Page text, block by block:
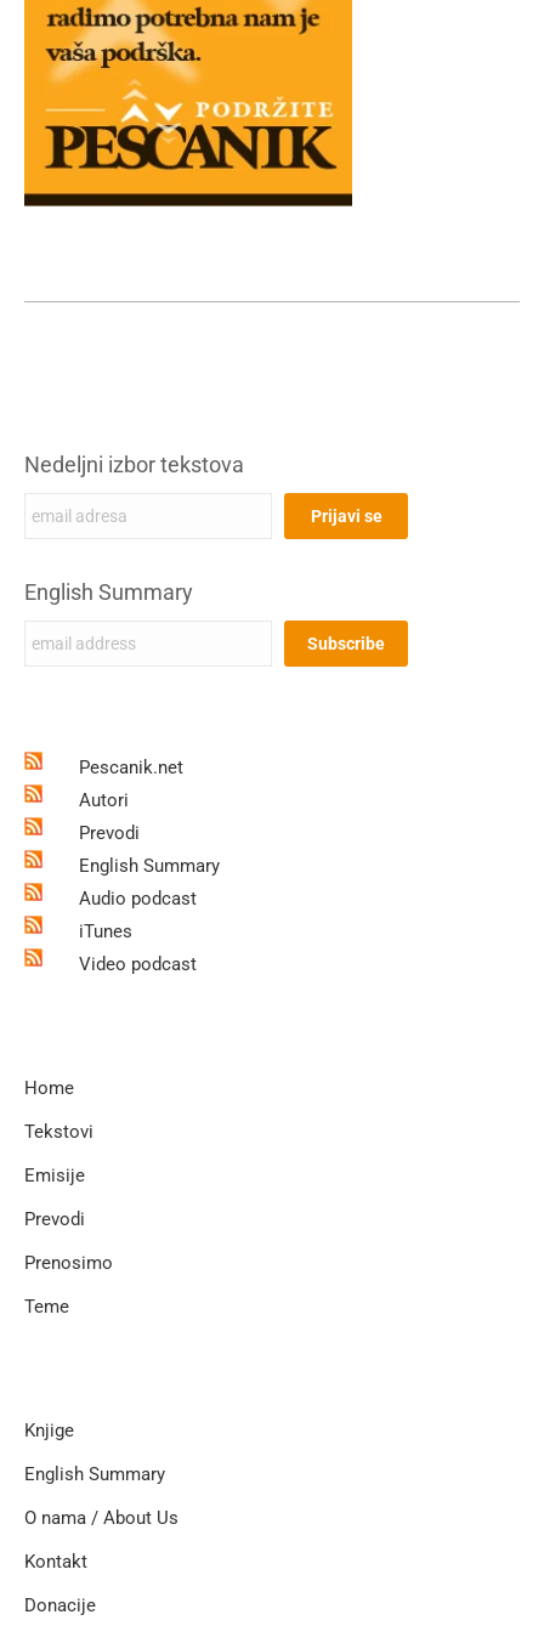
Nedeljni izbor tekstova
English Summary
Pescanik.net
Autori
Prevodi
English Summary
Audio podcast
iTunes
Video podcast
Home
Tekstovi
Emisije
Prevodi
Prenosimo
Teme
Knjige
English Summary
O nama / About Us
Kontakt
Donacije